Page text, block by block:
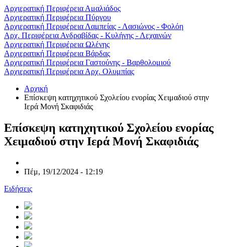
Αρχιερατική Περιφέρεια Αμαλιάδος
Αρχιερατική Περιφέρεια Πύργου
Αρχιερατική Περιφέρεια Λαμπείας - Λασιώνος - Φολόη
Αρχ. Περιφέρεια Ανδραβίδας - Κυλήνης - Λεχαινών
Αρχιερατική Περιφέρεια Ωλένης
Αρχιερατική Περιφέρεια Βάρδας
Αρχιερατική Περιφέρεια Γαστούνης - Βαρθολομιού
Αρχιερατική Περιφέρεια Αρχ. Ολυμπίας
Αρχική
Επίσκεψη κατηχητικού Σχολείου ενορίας Χειμαδιού στην
Ιερά Μονή Σκαφιδιάς
Επίσκεψη κατηχητικού Σχολείου ενορίας
Χειμαδιού στην Ιερά Μονή Σκαφιδιάς
Πέμ, 19/12/2024 - 12:19
Ειδήσεις